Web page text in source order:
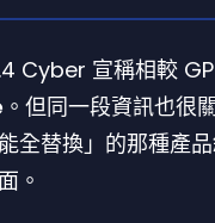
Cyber 宣稱相較
。但同一段資訊也很
全替換」的那種產
。